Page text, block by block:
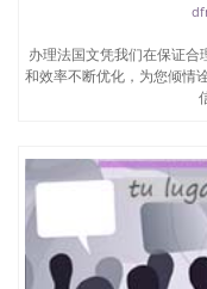
办理法国文凭我们在保证
和效率不断优化，为您倾情